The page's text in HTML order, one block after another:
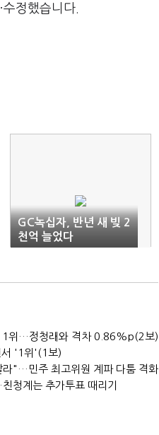
정했습니다.
GC녹십자, 반년 새 빚 2
천억 늘었다
1위…정청래와 격차 0.86%p(2보)
서 '1위'(1보)
"…민주 최고위원 계파 다툼 격화
청계는 추가투표 때리기